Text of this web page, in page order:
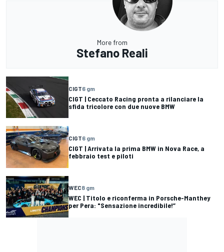
More from
Stefano Reali
CIGT6 gm
CIGT | Ceccato Racing pronta a rilanciare la
sfida tricolore con due nuove BMW
CIGT6 gm
CIGT | Arrivata la prima BMW in Nova Race, a
febbraio test e piloti
WEC8 gm
WEC | Titolo e riconferma in Porsche-Manthey
per Pera: "Sensazione incredibile!”